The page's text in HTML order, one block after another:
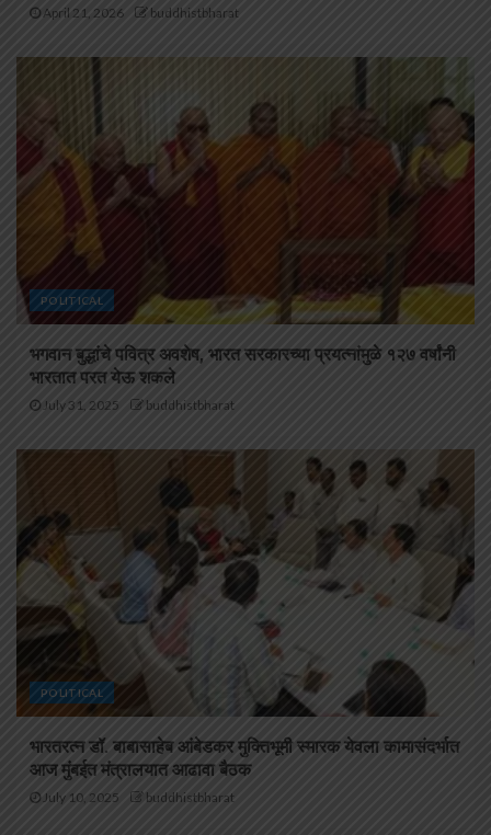
April 21, 2026 buddhistbharat
POLITICAL
भगवान बुद्धांचे पवित्र अवशेष, भारत सरकारच्या प्रयत्नांमुळे १२७ वर्षांनी
भारतात परत येऊ शकले
July 31, 2025 buddhistbharat
POLITICAL
भारतरत्न डॉ. बाबासाहेब आंबेडकर मुक्तिभूमी स्मारक येवला कामासंदर्भात
आज मुंबईत मंत्रालयात आढावा बैठक
July 10, 2025 buddhistbharat